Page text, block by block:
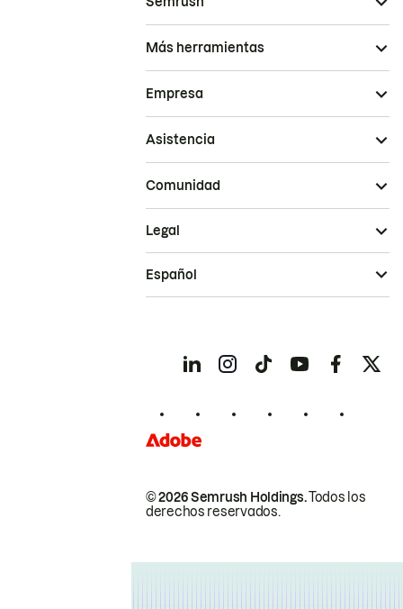
Más herramientas
Empresa
Asistencia
Comunidad
© 2026 Semrush Holdings.Todos los
derechos reservados.
Legal
Español